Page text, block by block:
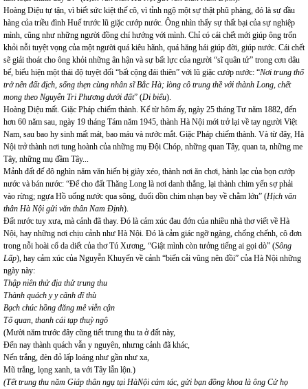
Hoàng Diệu tự tận, vì biết sức kiệt thế cô, vì tỉnh ngộ một sự thật phũ phàng, đó là sự đầu
hàng của triều đình Huế trước lũ giặc cướp nước. Ông nhìn thấy sự thất bại của sự nghiệp
mình, cũng như những người đồng chí hướng với mình. Chỉ có cái chết mới giúp ông trốn
khỏi nỗi tuyệt vọng của một người quá kiêu hãnh, quá hăng hái giúp đời, giúp nước. Cái chết
sẽ giải thoát cho ông khỏi những ân hận và sự bất lực của người “sĩ quân tử” trong cơn dâu
bể, biểu hiện một thái độ tuyệt đối “bất cộng đái thiên” với lũ giặc cướp nước: “Nơi trung thổ
trở nên đất địch, sống thẹn cùng nhân sĩ Bắc Hà; lòng cô trung thề với thành Long, chết
mong theo Nguyễn Tri Phương dưới đất” (Di biểu).
Hoàng Diệu mất. Giặc Pháp chiếm thành. Kể từ hôm ấy, ngày 25 tháng Tư năm 1882, đến
hơn 60 năm sau, ngày 19 tháng Tám năm 1945, thành Hà Nội mới trở lại về tay người Việt
Nam, sau bao hy sinh mất mát, bao máu và nước mắt. Giặc Pháp chiếm thành. Và từ đây, Hà
Nội trở thành nơi tung hoành của những mụ Đội Chóp, những quan Tây, quan ta, những me
Tây, những mụ đầm Tây...
Mảnh đất đế đô nghìn năm văn hiến bị giày xéo, thành nơi ăn chơi, hành lạc của bọn cướp
nước và bán nước: “Để cho đất Thăng Long là nơi danh thắng, lại thành chim yến sợ phải
vào rừng; ngựa Hồ uống nước qua sông, đuổi dồn chim nhạn bay về chằm lớn” (Hịch văn
thân Hà Nội gửi văn thân Nam Định).
Đất nước tuy xưa, mà cảnh đã thay. Đó là cảm xúc đau đớn của nhiều nhà thơ viết về Hà
Nội, hay những nơi chịu cảnh như Hà Nội. Đó là cảm giác ngỡ ngàng, chống chếnh, cô đơn
trong nỗi hoài cổ da diết của thơ Tú Xương, “Giật mình còn tưởng tiếng ai gọi dò” (Sông
Lấp), hay cảm xúc của Nguyễn Khuyến về cảnh “biến cải vũng nên đồi” của Hà Nội những
ngày này:
Thập niên thử địa thử trung thu
Thành quách y y cãnh dĩ thù
Bạch chúc hồng đăng mê viễn cận
Tố quan, thanh cái tạp thuỳ ngô
(Mười năm trước đây cũng tiết trung thu ta ở đất này,
Đến nay thành quách vẫn y nguyên, nhưng cảnh đã khác,
Nến trắng, đèn đỏ lấp loáng như gần như xa,
Mũ trắng, lọng xanh, ta với Tây lẫn lộn.)
(Tết trung thu năm Giáp thân ngụ tại HàNội cảm tác, gửi bạn đồng khoa là ông Cử họ